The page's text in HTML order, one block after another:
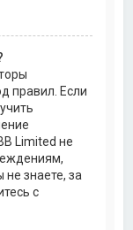
правил. Если
Limited не
знаете, за
с